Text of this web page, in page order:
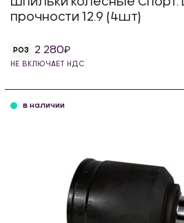
прочности 12.9 (4шт)
РОЗ 2 280
НЕ ВКЛЮЧАЕТ НДС
в наличии